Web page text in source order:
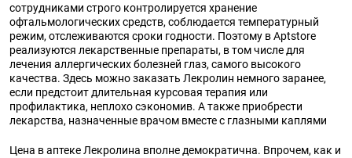
сотрудниками строго контролируется хранение
офтальмологических средств, соблюдается температурный
режим, отслеживаются сроки годности. Поэтому в Aptstore
реализуются лекарственные препараты, в том числе для
лечения аллергических болезней глаз, самого высокого
качества. Здесь можно заказать Лекролин немного заранее,
если предстоит длительная курсовая терапия или
профилактика, неплохо сэкономив. А также приобрести
лекарства, назначенные врачом вместе с глазными каплями
Цена в аптеке Лекролина вполне демократична. Впрочем, как и